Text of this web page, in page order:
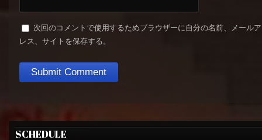
次回のコメントで使用するためブラウザーに自分の名前、メール
レス、サイトを保存する。
SCHEDULE